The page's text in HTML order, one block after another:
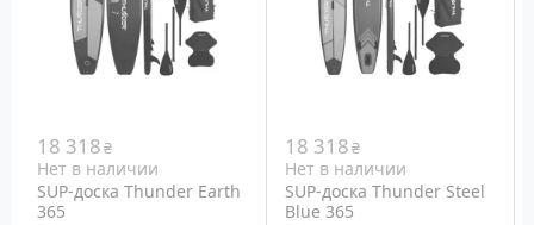
18 318₴
Нет в наличии
SUP-доска Thunder Earth
365
18 318₴
Нет в наличии
SUP-доска Thunder Steel
Blue 365